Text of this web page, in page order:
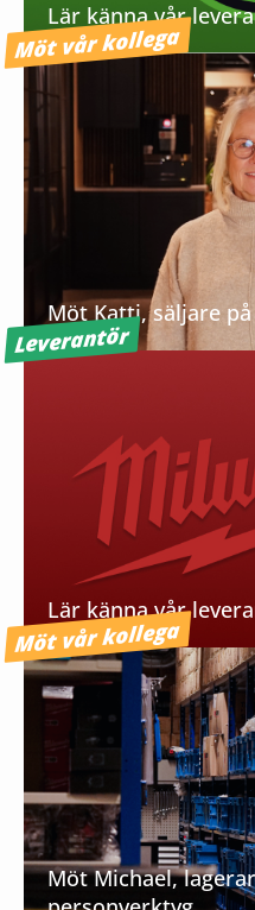
Lär känna vår
Möt vår kollega
Möt Katti, säljare
Leverantör
Lär känna vår
Möt vår kollega
Möt Michael,